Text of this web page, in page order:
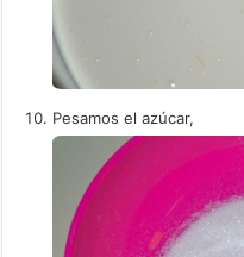
Pesamos el azúcar,